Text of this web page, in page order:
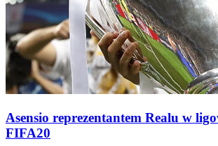
Asensio reprezentantem Realu w
FIFA20